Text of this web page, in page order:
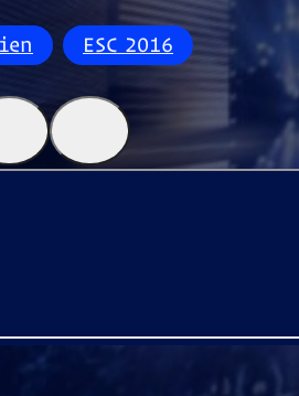
ESC 2016